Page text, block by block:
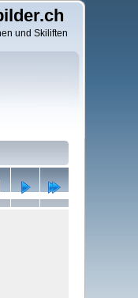
und Skiliften